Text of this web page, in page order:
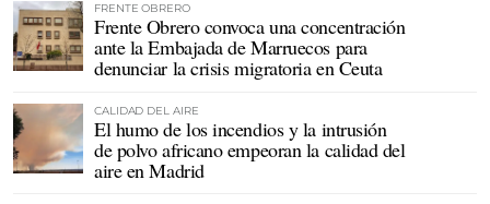
FRENTE OBRERO
Frente Obrero convoca una concentración
ante la Embajada de Marruecos para
denunciar la crisis migratoria en Ceuta
CALIDAD DEL AIRE
El humo de los incendios y la intrusión
de polvo africano empeoran la calidad del
aire en Madrid